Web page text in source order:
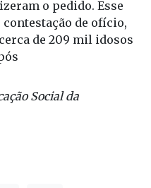
o pedido. Esse
de ofício,
de 209 mil idosos
Social da